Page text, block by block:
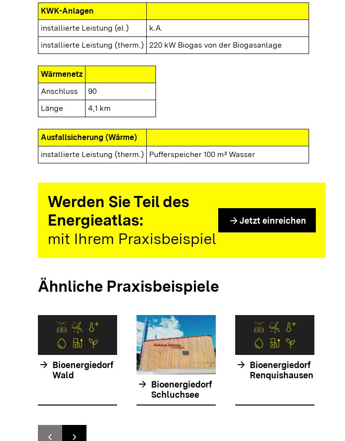
KWK-Anlagen
installierte Leistung (el.)
k.A.
installierte Leistung (therm.)
220 kW Biogas von der Biogasanlage
Wärmenetz
Anschluss
90
Länge
4,1 km
Ausfallsicherung (Wärme)
installierte Leistung (therm.)
Pufferspeicher 100 m³ Wasser
Werden Sie Teil des
Energieatlas:
mit Ihrem Praxisbeispiel
arrow_forward Jetzt einreichen
Ähnliche Praxisbeispiele
arrow_forward Bioenergiedorf
Wald
arrow_forward Bioenergiedorf
Schluchsee
arrow_forward Bioenergiedorf
Renquishausen
chevron_left chevron_right